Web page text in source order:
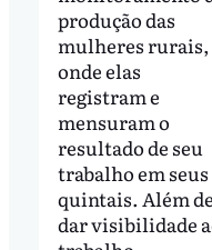
produção das
mulheres rurais,
onde elas
registram e
mensuram o
resultado de seu
trabalho em seus
quintais. Além de
dar visibilidade